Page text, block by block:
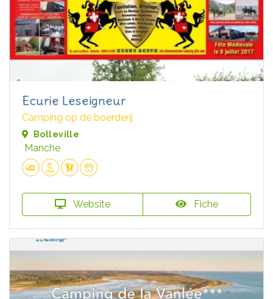
Ecurie Leseigneur
Camping op de boerderij
Bolleville
Manche
Website Fiche